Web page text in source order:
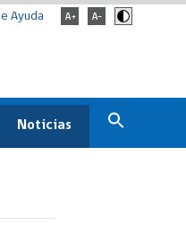
Ayuda
Noticias
Archivo de noticias